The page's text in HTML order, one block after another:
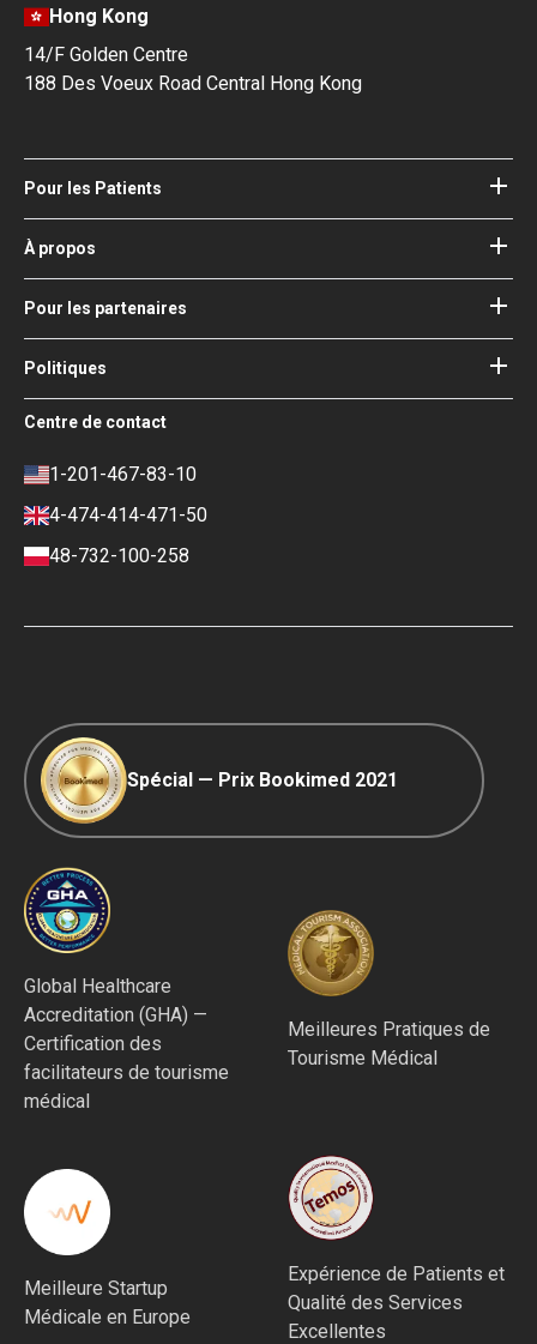
Hong Kong
14/F Golden Centre
188 Des Voeux Road Central Hong Kong
Pour les Patients
Hôpitaux
Médecins
Blog
Guides
Vos garanties
À propos
À propos de Bookimed
Comment ça fonctionne
Nos Médecins
Conseil médical de consultation
Bookimed
Impact Social & Médias
Carrière
Pour les partenaires
Ajouter votre hôpital
Se connecter (partenaires)
Politiques
Conditions Générales d'Utilisation
Politique de Confidentialité
Politique d'Avis
Conditions de paiement et de
dépôt
Centre de contact
1-201-467-83-10
4-474-414-471-50
48-732-100-258
Spécial — Prix Bookimed 2021
Global Healthcare
Accreditation (GHA) —
Certification des
facilitateurs de tourisme
médical
Meilleures Pratiques de
Tourisme Médical
Meilleure Startup
Médicale en Europe
Expérience de Patients et
Qualité des Services
Excellentes